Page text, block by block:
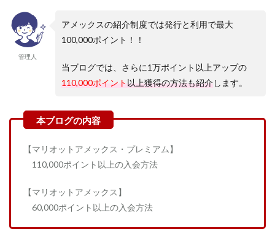
管理人
アメックスの紹介制度では発行と利用で最大
100,000ポイント！！
当ブログでは、さらに1万ポイント以上アップの
110,000ポイント 以上獲得の方法も紹介します。
【マリオットアメックス・プレミアム】
110,000ポイント以上の入会方法
【マリオットアメックス】
60,000ポイント以上の入会方法